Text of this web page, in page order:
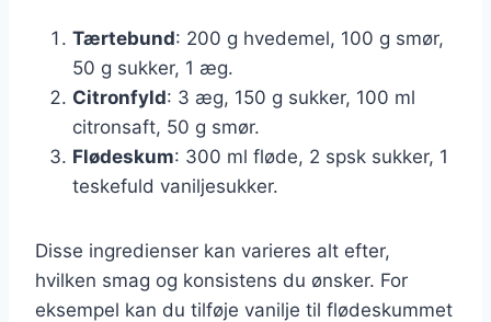
Tærtebund: 200 g hvedemel, 100 g smør,
50 g sukker, 1 æg.
Citronfyld: 3 æg, 150 g sukker, 100 ml
citronsaft, 50 g smør.
Flødeskum: 300 ml fløde, 2 spsk sukker, 1
teskefuld vaniljesukker.
Disse ingredienser kan varieres alt efter,
hvilken smag og konsistens du ønsker. For
eksempel kan du tilføje vanilje til flødeskummet